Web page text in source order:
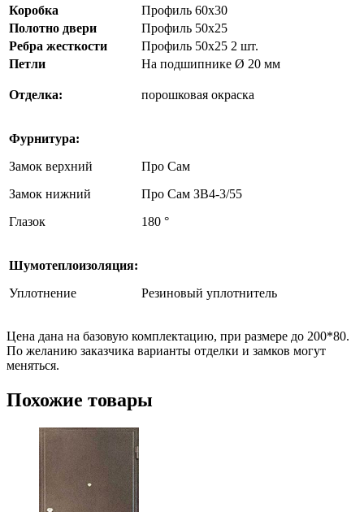
Коробка
Профиль 60х30
Полотно двери
Профиль 50х25
Ребра жесткости
Профиль 50х25 2 шт.
Петли
На подшипнике Ø 20 мм
Отделка: порошковая окраска
Фурнитура:
Замок верхний
Замок нижний
Глазок
Про Сам
Про Сам ЗВ4-3/55
180 °
Шумотеплоизоляция:
Уплотнение
Резиновый уплотнитель
Цена дана на базовую комплектацию, при размере до 200*80.
По желанию заказчика варианты отделки и замков могут
меняться.
Похожие товары